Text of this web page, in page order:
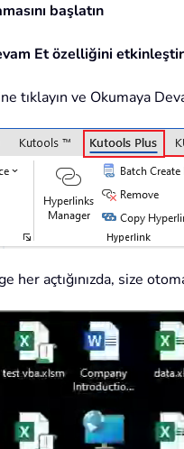
başlatın
Et özelliğini
tıklayın ve Okumaya
her açtığınızda, size